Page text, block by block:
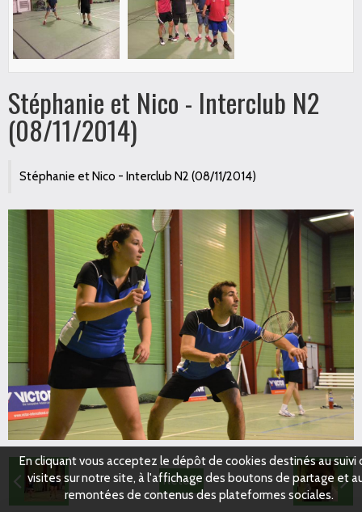
Stéphanie et Nico - Interclub N2
(08/11/2014)
Stéphanie et Nico - Interclub N2 (08/11/2014)
Retour
En cliquant vous acceptez le dépôt de cookies destinés au suivi
visites sur notre site, à l'affichage des boutons de partage et
remontées de contenus des plateformes sociales.